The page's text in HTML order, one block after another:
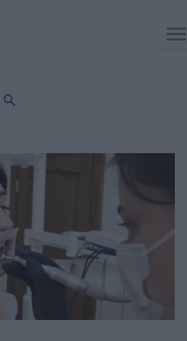
search